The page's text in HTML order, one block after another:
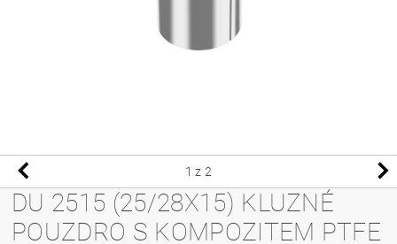
1 z 2
DU 2515 (25/28X15) KLUZNÉ
POUZDRO S KOMPOZITEM PTFE